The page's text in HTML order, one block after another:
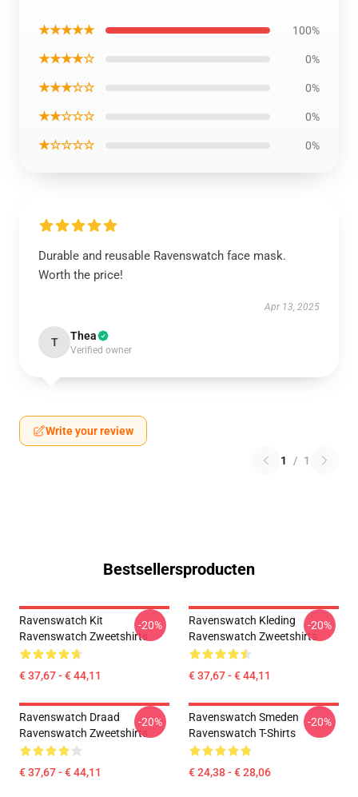
★★★★★ 100%
★★★★☆ 0%
★★★☆☆ 0%
★★☆☆☆ 0%
★☆☆☆☆ 0%
Durable and reusable Ravenswatch face mask.
Worth the price!
Apr 13, 2025
T Thea
Verified owner
Write your review
1 / 1
Bestsellersproducten
Ravenswatch Kit
Ravenswatch Zweetshirts
€ 37,67 - € 44,11
-20%
Ravenswatch Kleding
Ravenswatch Zweetshirts
€ 37,67 - € 44,11
-20%
Ravenswatch Draad
Ravenswatch Zweetshirts
€ 37,67 - € 44,11
-20%
Ravenswatch Smeden
Ravenswatch T-Shirts
€ 24,38 - € 28,06
-20%